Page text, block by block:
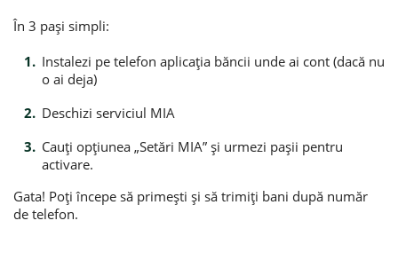
În 3 pași simpli:
Instalezi pe telefon aplicația băncii unde ai cont (dacă nu
o ai deja)
Deschizi serviciul MIA
Cauți opțiunea „Setări MIA” și urmezi pașii pentru
activare.
Gata! Poți începe să primești și să trimiți bani după număr
de telefon.